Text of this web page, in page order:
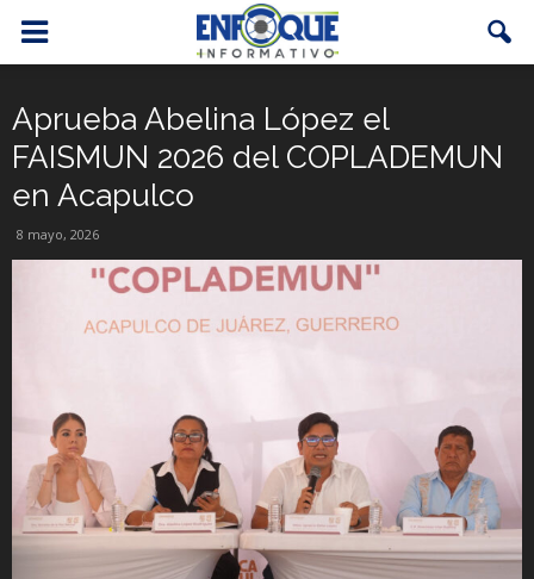
Aprueba Abelina López el
FAISMUN 2026 del COPLADEMUN
en Acapulco
8 mayo, 2026